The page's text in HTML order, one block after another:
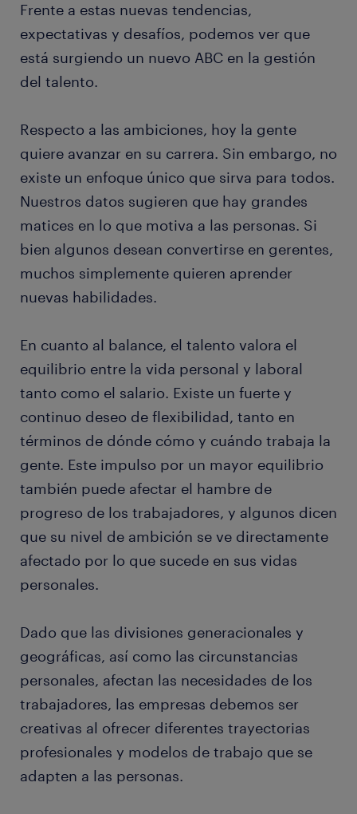
Frente a estas nuevas tendencias,
expectativas y desafíos, podemos ver que
está surgiendo un nuevo ABC en la gestión
del talento.
Respecto a las ambiciones, hoy la gente
quiere avanzar en su carrera. Sin embargo, no
existe un enfoque único que sirva para todos.
Nuestros datos sugieren que hay grandes
matices en lo que motiva a las personas. Si
bien algunos desean convertirse en gerentes,
muchos simplemente quieren aprender
nuevas habilidades.
En cuanto al balance, el talento valora el
equilibrio entre la vida personal y laboral
tanto como el salario. Existe un fuerte y
continuo deseo de flexibilidad, tanto en
términos de dónde cómo y cuándo trabaja la
gente. Este impulso por un mayor equilibrio
también puede afectar el hambre de
progreso de los trabajadores, y algunos dicen
que su nivel de ambición se ve directamente
afectado por lo que sucede en sus vidas
personales.
Dado que las divisiones generacionales y
geográficas, así como las circunstancias
personales, afectan las necesidades de los
trabajadores, las empresas debemos ser
creativas al ofrecer diferentes trayectorias
profesionales y modelos de trabajo que se
adapten a las personas.